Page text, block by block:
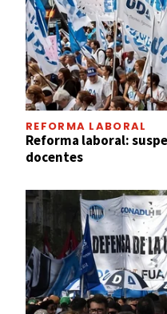
REFORMA LABORAL
Reforma laboral:
docentes